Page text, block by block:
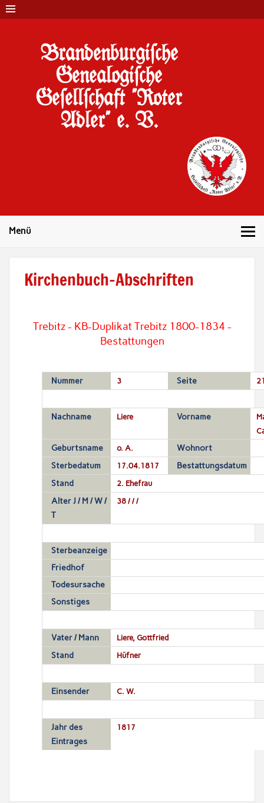
Brandenburgi#che
Genealogi#che
Ge#ell#chaft "Roter
Adler" e. V.
Menü
Kirchenbuch-Abschriften
Trebitz - KB-Duplikat Trebitz 1800-1834 -
Bestattungen
Nummer 3 Seite
Nachname Liere Vorname
Geburtsname o. A.
Wohnort
Sterbedatum
17.04.1817
Bestattungsdatum
Stand
2. Ehefrau
Alter J / M / W /
T
38 / / /
Sterbeanzeige
Friedhof
Todesursache
Sonstiges
Vater / Mann Liere, Gottfried
Stand Hüfner
Einsender C. W.
Jahr des
Eintrages
1817